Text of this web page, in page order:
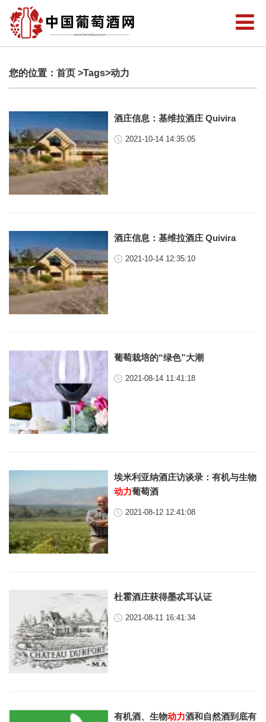
您的位置： 首页 >Tags>动力
酒庄信息：基维拉酒庄 Quivira
2021-10-14 14:35:05
酒庄信息：基维拉酒庄 Quivira
2021-10-14 12:35:10
葡萄栽培的“绿色”大潮
2021-08-14 11:41:18
埃米利亚纳酒庄访谈录：有机与生物
动力葡萄酒
2021-08-12 12:41:08
杜霍酒庄获得墨忒耳认证
2021-08-11 16:41:34
有机酒、生物动力酒和自然酒到底有